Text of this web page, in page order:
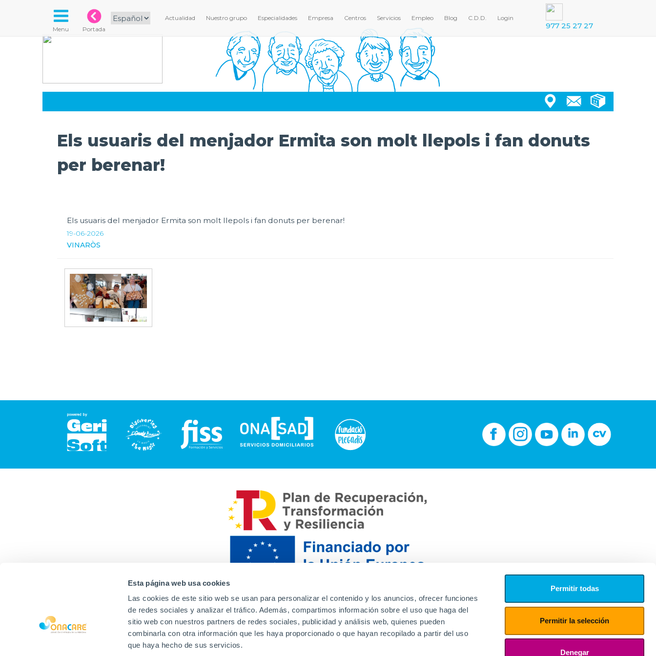
Esta página web usa cookies
Las cookies de este sitio web se usan para personalizar el contenido y los anuncios, ofrecer funciones
de redes sociales y analizar el tráfico. Además, compartimos información sobre el uso que haga del
sitio web con nuestros partners de redes sociales, publicidad y análisis web, quienes pueden
combinarla con otra información que les haya proporcionado o que hayan recopilado a partir del uso
que haya hecho de sus servicios.
Permitir todas
Permitir la selección
Denegar
Actualidad Nuestro grupo Especialidades Empresa Centros Servicios Empleo Blog C.D.D. Login
977 25 27 27
Menu Portada
Els usuaris del menjador Ermita son molt llepols i fan donuts
per berenar!
Els usuaris del menjador Ermita son molt llepols i fan donuts per berenar!
19-06-2026
VINARÒS
Contacto Canal de denuncias Envia tu CV
Proveedores
Aviso Legal